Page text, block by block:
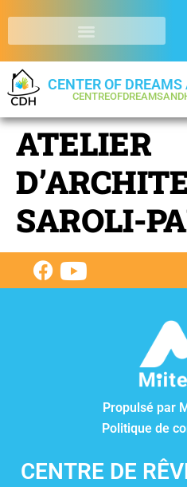
CENTER OF
ATELIER
SAROLI-
Propulsé par
Politique de
CENTRE DE